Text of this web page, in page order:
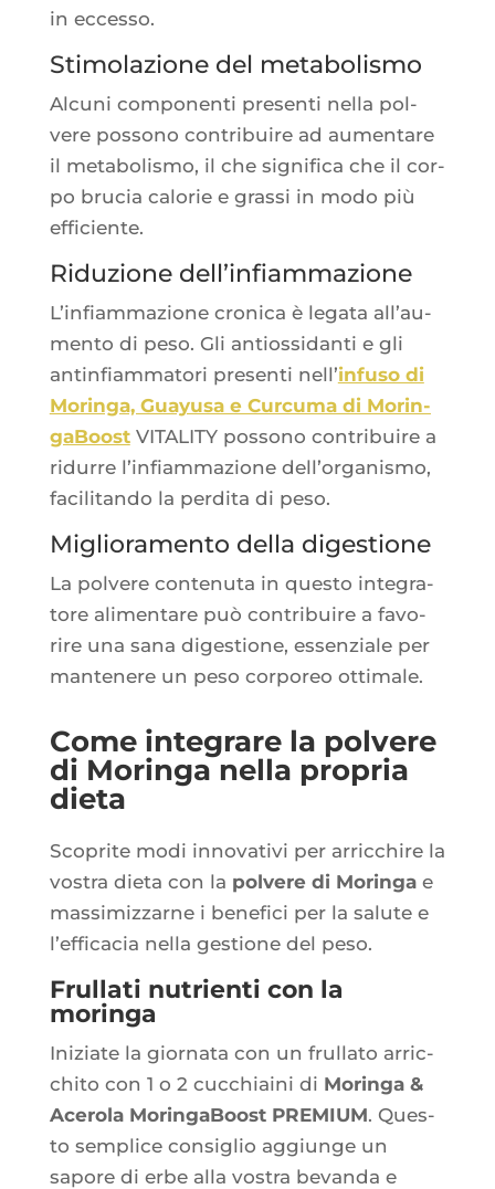
in eccesso.
Stimolazione del metabolismo
Alcu­ni com­po­nen­ti pre­sen­ti nel­la pol­
vere pos­so­no contri­buire ad aumen­tare
il meta­bo­lis­mo, il che signi­fi­ca che il cor­
po bru­cia calo­rie e gras­si in modo più
efficiente.
Riduzione dell’infiammazione
L’in­fiam­ma­zione cro­ni­ca è lega­ta all’au­
men­to di peso. Gli antios­si­dan­ti e gli
antin­fiam­ma­to­ri pre­sen­ti nell’infu­so di
Morin­ga, Guayu­sa e Cur­cu­ma di Morin­
ga­BoostVITALITY pos­so­no contri­buire a
ridurre l’in­fiam­ma­zione dell’or­ga­nis­mo,
faci­li­tan­do la per­di­ta di peso.
Miglioramento della digestione
La pol­vere conte­nu­ta in ques­to inte­gra­
tore ali­men­tare può contri­buire a favo­
rire una sana diges­tione, essen­ziale per
man­te­nere un peso cor­po­reo ottimale.
Come integrare la polvere
di Moringa nella propria
dieta
Sco­prite modi inno­va­ti­vi per arric­chire la
vos­tra die­ta con la pol­vere di Morin­gae
mas­si­miz­zarne i bene­fi­ci per la salute e
l’ef­fi­ca­cia nel­la ges­tione del peso.
Frullati nutrienti con la
moringa
Iniziate la gior­na­ta con un frul­la­to arric­
chi­to con 1 o 2 cuc­chiai­ni di Morin­ga &
Ace­ro­la Morin­ga­Boost PREMIUM. Ques­
to sem­plice consi­glio aggiunge un
sapore di erbe alla vos­tra bevan­da e